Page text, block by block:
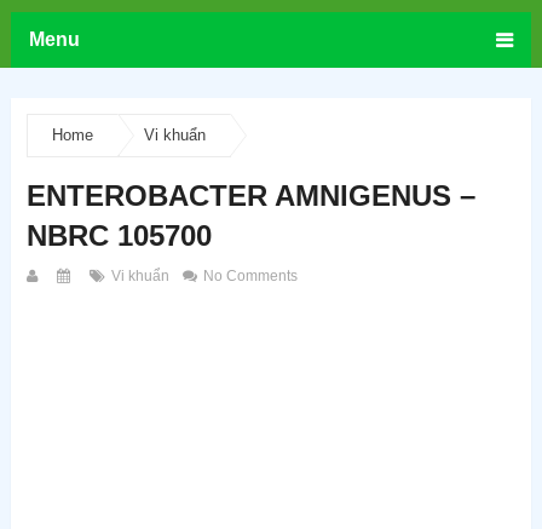
Menu
Home Vi khuẩn
ENTEROBACTER AMNIGENUS –
NBRC 105700
Vi khuẩn No Comments